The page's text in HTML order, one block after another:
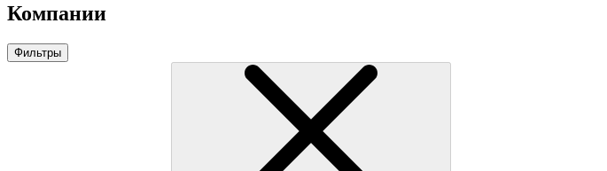
Компании
Фильтры